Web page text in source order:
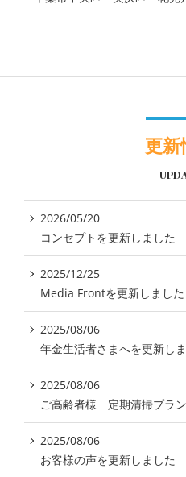
更新
2026/05/20
コンセプトを更新しました
2025/12/25
Media Frontを更新しました
2025/08/06
年金生活者さまへを更新し
2025/08/06
ご高齢者様 定期清掃プラ
2025/08/06
お客様の声を更新しました